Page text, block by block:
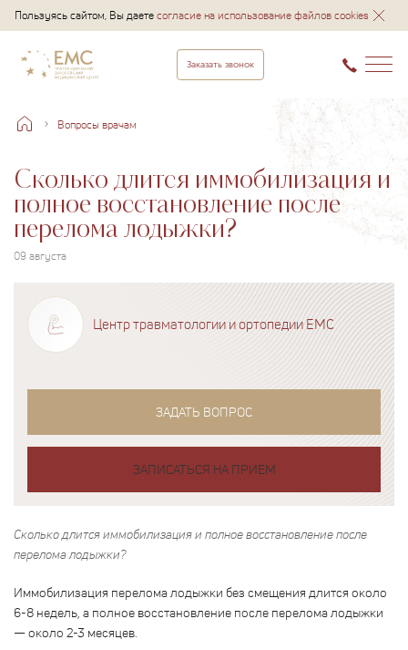
Пользуясь сайтом, Вы даетесогласие на использование файлов cookies
Заказать звонок
Вопросы врачам
Сколько длится иммобилизация и
полное восстановление после
перелома лодыжки?
09 августа
Центр травматологии и ортопедии EMC
ЗАДАТЬ ВОПРОС
ЗАПИСАТЬСЯ НА ПРИЕМ
Сколько длится иммобилизация и полное восстановление после
перелома лодыжки?
Иммобилизация перелома лодыжки без смещения длится около
6-8 недель, а полное восстановление после перелома лодыжки
— около 2-3 месяцев.